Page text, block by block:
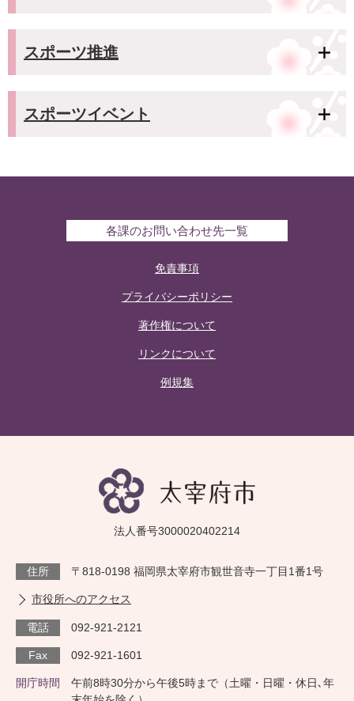
スポーツ推進
スポーツイベント
各課のお問い合わせ先一覧
免責事項
プライバシーポリシー
著作権について
リンクについて
例規集
法人番号3000020402214
住所 〒818-0198 福岡県太宰府市観世音寺一丁目1番1号
市役所へのアクセス
電話 092-921-2121
Fax 092-921-1601
開庁時間
午前8時30分から午後5時まで（土曜・日曜・休日､年